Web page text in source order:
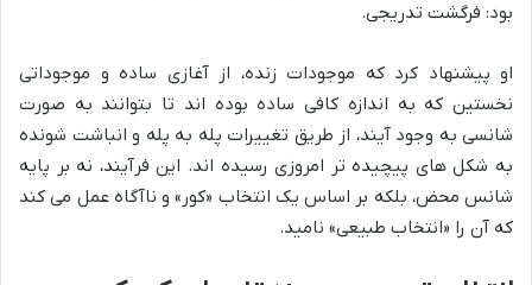
بود: فرگشت تدریجی.
او پیشنهاد کرد که موجودات زنده، از آغازی ساده و موجوداتی
نخستین که به اندازه کافی ساده بوده اند تا بتوانند به صورت
شانسی به وجود آیند، از طریق تغییرات پله به پله و انباشت شونده
به شکل های پیچیده تر امروزی رسیده اند. این فرآیند، نه بر پایه
شانس محض، بلکه بر اساس یک انتخاب «کور» و ناآگاه عمل می کند
که آن را «انتخاب طبیعی» نامید.